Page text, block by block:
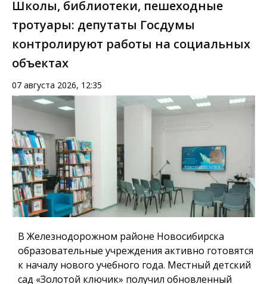
Школы, библиотеки, пешеходные
тротуары: депутаты Госдумы
контролируют работы на социальных
объектах
07 августа 2026, 12:35
В Железнодорожном районе Новосибирска
образовательные учреждения активно готовятся
к началу нового учебного года. Местный детский
сад «Золотой ключик» получил обновленный